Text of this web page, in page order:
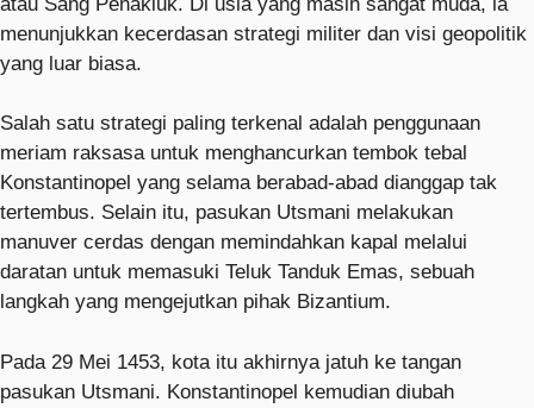
menunjukkan kecerdasan strategi militer dan visi geopolitik
yang luar biasa.
Salah satu strategi paling terkenal adalah penggunaan
meriam raksasa untuk menghancurkan tembok tebal
Konstantinopel yang selama berabad-abad dianggap tak
tertembus. Selain itu, pasukan Utsmani melakukan
manuver cerdas dengan memindahkan kapal melalui
daratan untuk memasuki Teluk Tanduk Emas, sebuah
langkah yang mengejutkan pihak Bizantium.
Pada 29 Mei 1453, kota itu akhirnya jatuh ke tangan
pasukan Utsmani. Konstantinopel kemudian diubah